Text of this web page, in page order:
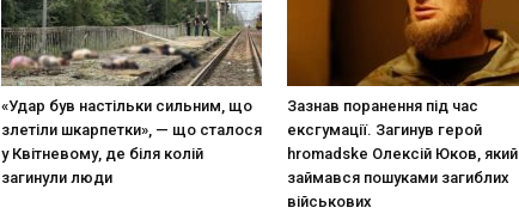
«Удар був настільки сильним, що
злетіли шкарпетки», — що сталося
у Квітневому, де біля колій
загинули люди
Зазнав поранення під час
ексгумації. Загинув герой
hromadske Олексій Юков, який
займався пошуками загиблих
військових